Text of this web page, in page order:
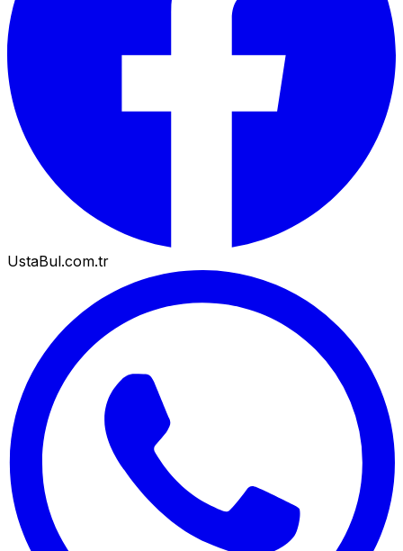
UstaBul.com.tr